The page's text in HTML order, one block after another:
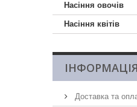
Насіння овочів
Насіння квітів
ІНФОРМАЦІЯ
Доставка та